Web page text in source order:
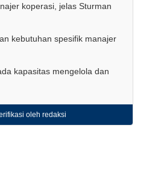
koperasi, jelas Sturman
kebutuhan spesifik manajer
kapasitas mengelola dan
oleh redaksi